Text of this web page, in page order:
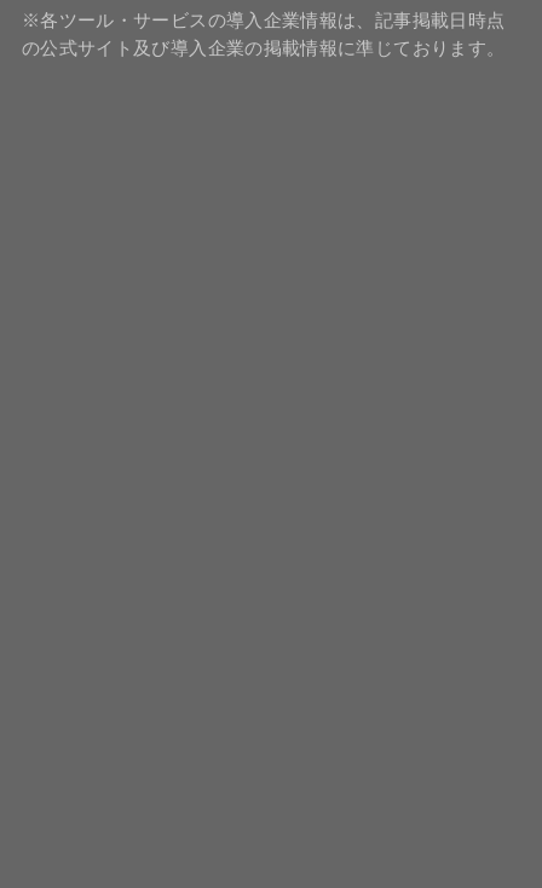
※各ツール・サービスの導入企業情報は、記事掲載日時点
の公式サイト及び導入企業の掲載情報に準じております。